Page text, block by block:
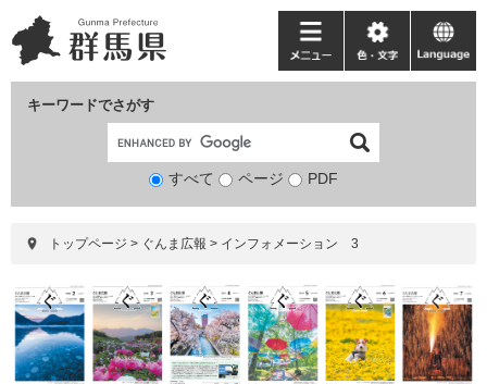
ー
ジ
ニ
ュ
て
キーワードでさがす
検
象
すべて ページ PDF
メ
ニ
ー
色・
文
language
トップページ > ぐんま広報 > インフォメーション 3